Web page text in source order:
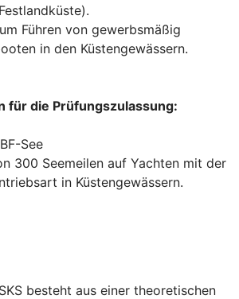
Führen von gewerbsmäßig
in den Küstengewässern.
für die Prüfungszulassung:
See
300 Seemeilen auf Yachten mit der
in Küstengewässern.
besteht aus einer theoretischen